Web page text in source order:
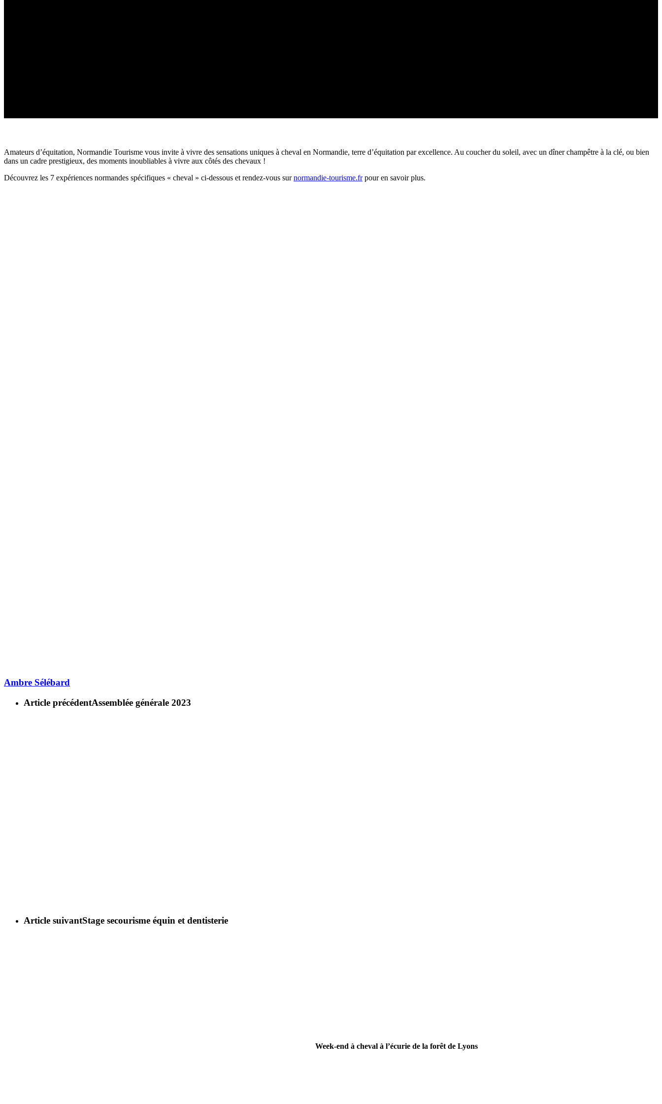
Amateurs d’équitation, Normandie Tourisme vous invite à vivre des sensations uniques à cheval en Normandie, terre d’équitation par excellence. Au coucher du soleil, avec un dîner champêtre à la clé, ou bien
dans un cadre prestigieux, des moments inoubliables à vivre aux côtés des chevaux !
Découvrez les 7 expériences normandes spécifiques « cheval » ci-dessous et rendez-vous surnormandie-tourisme.frpour en savoir plus.
Week-end à cheval à l’écurie de la forêt de Lyons
Ambre Sélébard
Article précédentAssemblée générale 2023
Article suivantStage secourisme équin et dentisterie